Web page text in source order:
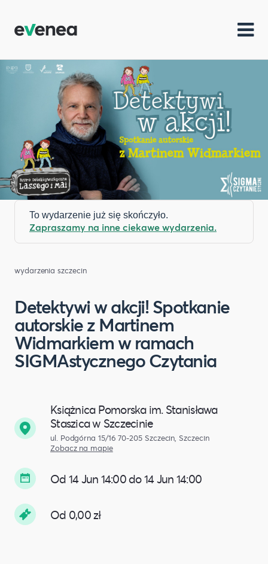
To wydarzenie już się skończyło.
Zapraszamy na inne ciekawe wydarzenia.
wydarzenia szczecin
Detektywi w akcji! Spotkanie
autorskie z Martinem
Widmarkiem w ramach
SIGMAstycznego Czytania
Książnica Pomorska im. Stanisława
Staszica w Szczecinie
ul. Podgórna 15/16 70-205 Szczecin, Szczecin
Zobacz na mapie
Od 14 Jun 14:00 do 14 Jun 14:00
Od 0,00 zł